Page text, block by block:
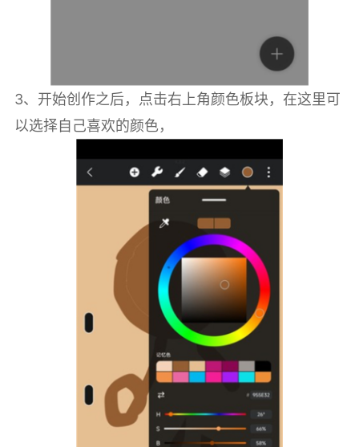
3、开始创作之后，点击右上角颜色板块，在这里可
以选择自己喜欢的颜色，